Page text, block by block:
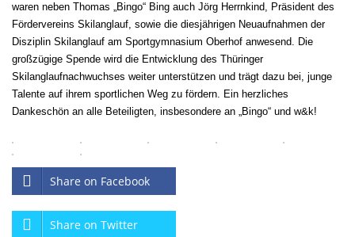
waren neben Thomas „Bingo“ Bing auch Jörg Herrnkind, Präsident des
Fördervereins Skilanglauf, sowie die diesjährigen Neuaufnahmen der
Disziplin Skilanglauf am Sportgymnasium Oberhof anwesend. Die
großzügige Spende wird die Entwicklung des Thüringer
Skilanglaufnachwuchses weiter unterstützen und trägt dazu bei, junge
Talente auf ihrem sportlichen Weg zu fördern. Ein herzliches
Dankeschön an alle Beteiligten, insbesondere an „Bingo“ und w&k!
Share on Facebook
Share on Twitter